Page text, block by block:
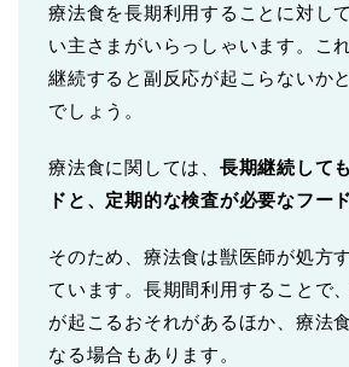
療法食を長期利用することに対し
い主さまがいらっしゃいます。こ
継続すると副反応が起こらないか
でしょう。
療法食に関しては、 長期継続して
ドと、定期的な検査が必要なフー
そのため、療法食は獣医師が処方
ています。長期間利用することで
が起こるおそれがあるほか、療法
なる場合もあります。